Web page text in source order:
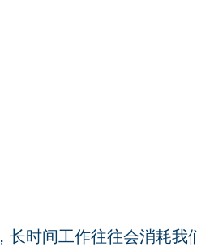
长时间工作往往会消耗我